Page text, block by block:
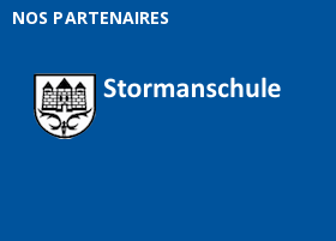
NOS PARTENAIRES